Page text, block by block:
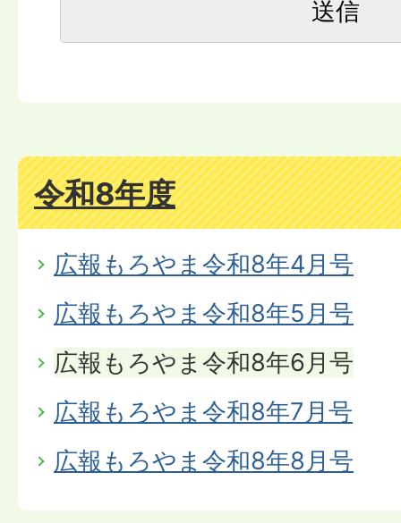
令和8年度
広報もろやま令和8年4月号
広報もろやま令和8年5月号
広報もろやま令和8年6月号
広報もろやま令和8年7月号
広報もろやま令和8年8月号